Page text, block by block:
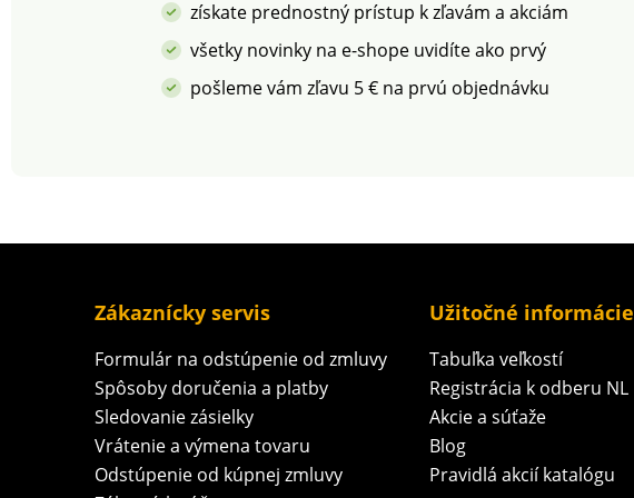
získate prednostný prístup k zľavám a akciám
všetky novinky na e-shope uvidíte ako prvý
pošleme vám zľavu 5 € na prvú objednávku
Zákaznícky servis
Formulár na odstúpenie od zmluvy
Spôsoby doručenia a platby
Sledovanie zásielky
Vrátenie a výmena tovaru
Odstúpenie od kúpnej zmluvy
Užitočné informácie
Tabuľka veľkostí
Registrácia k odberu NL
Akcie a súťaže
Blog
Pravidlá akcií katalógu